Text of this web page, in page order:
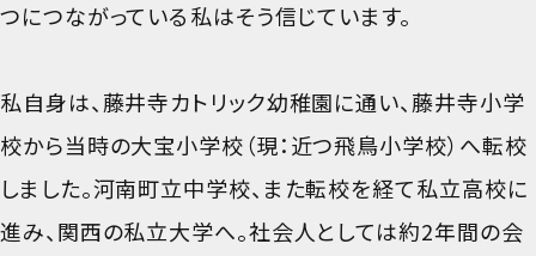
つにつながっている――私はそう信じています。
私自身は、藤井寺カトリック幼稚園に通い、藤井寺小学
校から当時の大宝小学校（現：近つ飛鳥小学校）へ転校
しました。河南町立中学校、また転校を経て私立高校に
進み、関西の私立大学へ。社会人としては約2年間の会